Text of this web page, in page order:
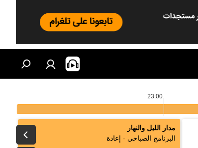
23:00
مدار الليل والنهار
البرنامج الصباحي - إعادة